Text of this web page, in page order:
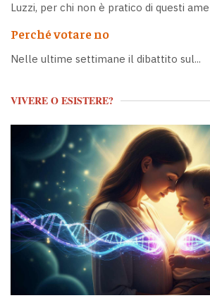
Luzzi, per chi non è pratico di questi
Perché votare no
Nelle ultime settimane il dibattito sul...
VIVERE O ESISTERE?